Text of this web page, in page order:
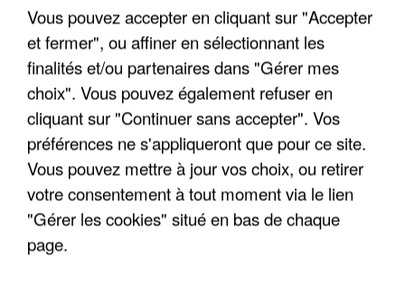
LES INTERVIEWS CHANTE
FRANCE
Voir plus
"JE SUIS À DISPOSITION DES
ENFOIRÉS"
Vous pouvez accepter en cliquant sur "Accepter
et fermer", ou affiner en sélectionnant les
finalités et/ou partenaires dans "Gérer mes
choix". Vous pouvez également refuser en
cliquant sur "Continuer sans accepter". Vos
préférences ne s'appliqueront que pour ce site.
Vous pouvez mettre à jour vos choix, ou retirer
votre consentement à tout moment via le lien
"Gérer les cookies" situé en bas de chaque
page.